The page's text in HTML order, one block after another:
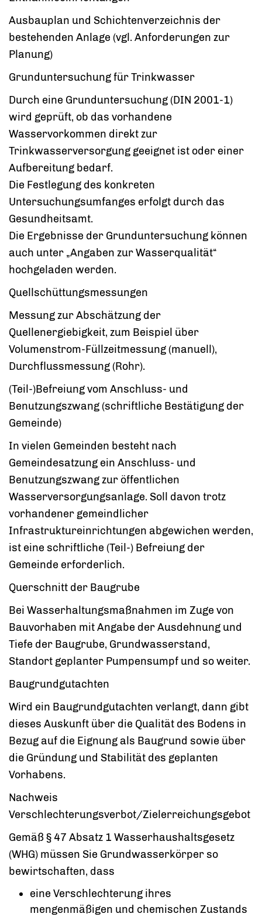
Ausbauplan und Schichtenverzeichnis der
bestehenden Anlage (vgl. Anforderungen zur
Planung)
Grunduntersuchung für Trinkwasser
Durch eine Grunduntersuchung (DIN 2001-1)
wird geprüft, ob das vorhandene
Wasservorkommen direkt zur
Trinkwasserversorgung geeignet ist oder einer
Aufbereitung bedarf.
Die Festlegung des konkreten
Untersuchungsumfanges erfolgt durch das
Gesundheitsamt.
Die Ergebnisse der Grunduntersuchung können
auch unter „Angaben zur Wasserqualität“
hochgeladen werden.
Quellschüttungsmessungen
Messung zur Abschätzung der
Quellenergiebigkeit, zum Beispiel über
Volumenstrom-Füllzeitmessung (manuell),
Durchflussmessung (Rohr).
(Teil-)Befreiung vom Anschluss- und
Benutzungszwang (schriftliche Bestätigung der
Gemeinde)
In vielen Gemeinden besteht nach
Gemeindesatzung ein Anschluss- und
Benutzungszwang zur öffentlichen
Wasserversorgungsanlage. Soll davon trotz
vorhandener gemeindlicher
Infrastruktureinrichtungen abgewichen werden,
ist eine schriftliche (Teil-) Befreiung der
Gemeinde erforderlich.
Querschnitt der Baugrube
Bei Wasserhaltungsmaßnahmen im Zuge von
Bauvorhaben mit Angabe der Ausdehnung und
Tiefe der Baugrube, Grundwasserstand,
Standort geplanter Pumpensumpf und so weiter.
Baugrundgutachten
Wird ein Baugrundgutachten verlangt, dann gibt
dieses Auskunft über die Qualität des Bodens in
Bezug auf die Eignung als Baugrund sowie über
die Gründung und Stabilität des geplanten
Vorhabens.
Nachweis
Verschlechterungsverbot/Zielerreichungsgebot
Gemäß § 47 Absatz 1 Wasserhaushaltsgesetz
(WHG) müssen Sie Grundwasserkörper so
bewirtschaften, dass
eine Verschlechterung ihres
mengenmäßigen und chemischen Zustands